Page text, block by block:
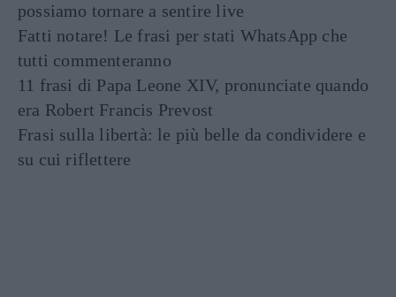
possiamo tornare a sentire live
Fatti notare! Le frasi per stati WhatsApp che
tutti commenteranno
11 frasi di Papa Leone XIV, pronunciate quando
era Robert Francis Prevost
Frasi sulla libertà: le più belle da condividere e
su cui riflettere